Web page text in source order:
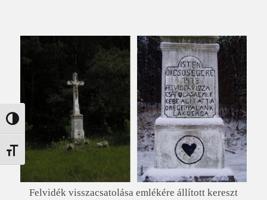
Nagy kontraszt váltása
Betűméret váltása
Felvidék visszacsatolása emlékére állított kereszt